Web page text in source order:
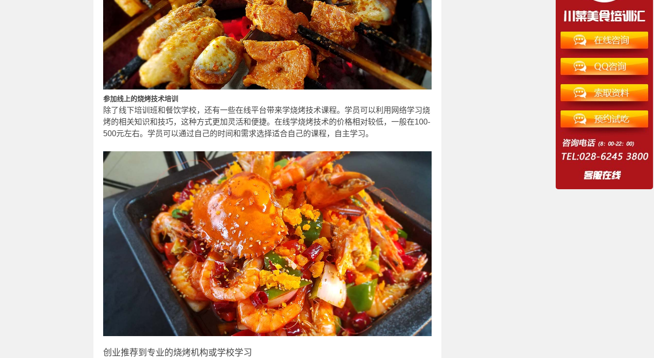
参加线上的烧烤技术培训
除了线下培训班和餐饮学校，还有一些在线平台带来学烧烤技术课程。学员可以利用网络学习烧
烤的相关知识和技巧，这种方式更加灵活和便捷。在线学烧烤技术的价格相对较低，一般在100-
500元左右。学员可以通过自己的时间和需求选择适合自己的课程，自主学习。
创业推荐到专业的烧烤机构或学校学习